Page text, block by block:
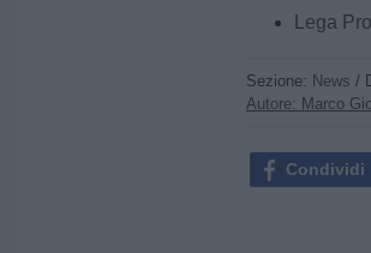
Lega
Sezione: News /
Autore: Marco
Condividi